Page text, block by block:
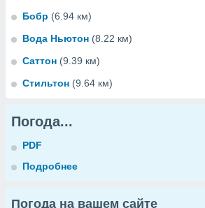
Бобр (6.94 км)
Вода Ньютон (8.22 км)
Саттон (9.39 км)
Стильтон (9.64 км)
Погода...
PDF
Подробнее
Погода на вашем сайте